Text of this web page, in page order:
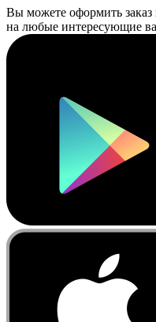
Вы можете оформить
на любые интересующие